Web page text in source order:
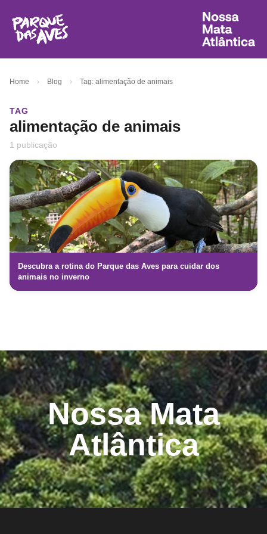
Home › Blog › Tag: alimentação de animais
TAG
alimentação de animais
1 publicação
Descubra a rotina do Parque das Aves para cuidar dos
animais no inverno
Nossa Mata
Atlântica